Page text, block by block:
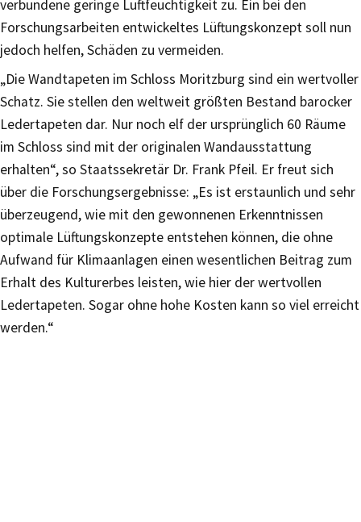
verbundene geringe Luftfeuchtigkeit zu. Ein bei den
Forschungsarbeiten entwickeltes Lüftungskonzept soll nun
jedoch helfen, Schäden zu vermeiden.
„Die Wandtapeten im Schloss Moritzburg sind ein wertvoller
Schatz. Sie stellen den weltweit größten Bestand barocker
Ledertapeten dar. Nur noch elf der ursprünglich 60 Räume
im Schloss sind mit der originalen Wandausstattung
erhalten“, so Staatssekretär Dr. Frank Pfeil. Er freut sich
über die Forschungsergebnisse: „Es ist erstaunlich und sehr
überzeugend, wie mit den gewonnenen Erkenntnissen
optimale Lüftungskonzepte entstehen können, die ohne
Aufwand für Klimaanlagen einen wesentlichen Beitrag zum
Erhalt des Kulturerbes leisten, wie hier der wertvollen
Ledertapeten. Sogar ohne hohe Kosten kann so viel erreicht
werden.“